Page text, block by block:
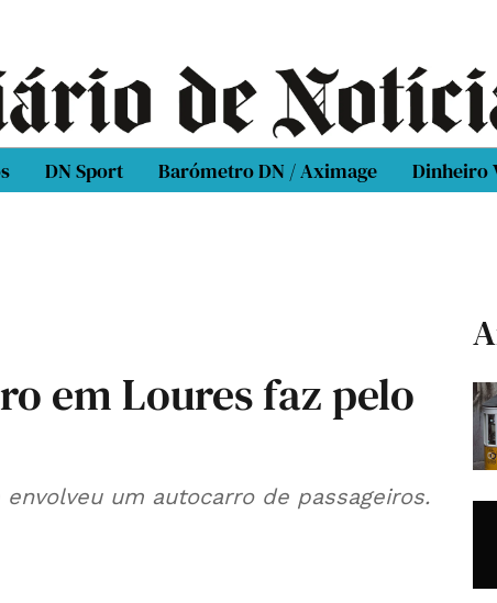
DN Sport Barómetro DN / Aximage Dinheiro
em Loures faz pelo
um autocarro de passageiros.